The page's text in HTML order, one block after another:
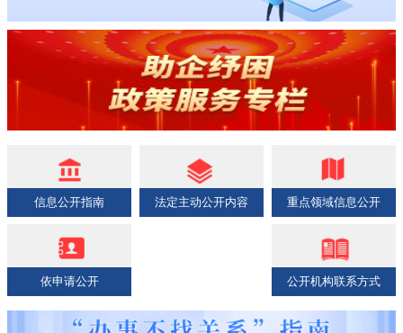
信息公开指南 法定主动公开内容 重点领域信息公开
依申请公开 公开机构联系方式